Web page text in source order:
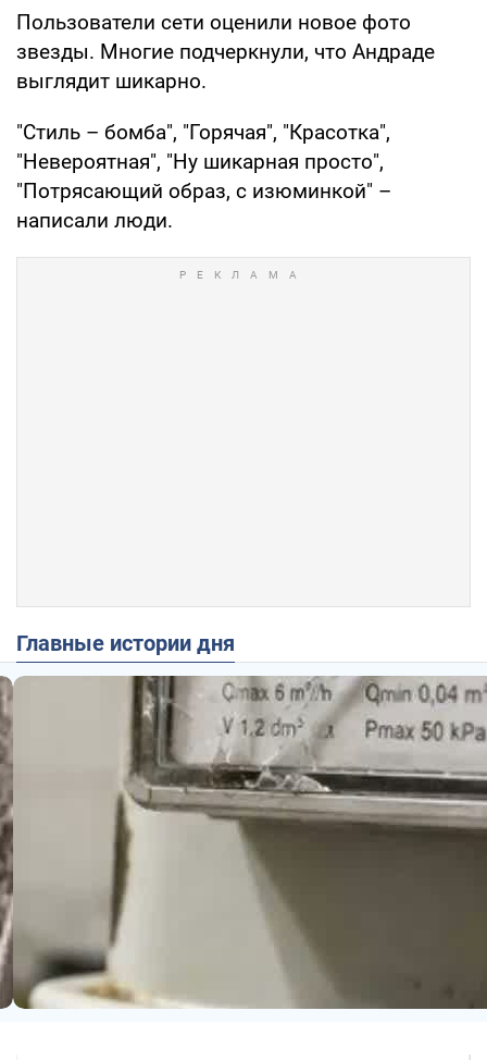
Пользователи сети оценили новое фото
звезды. Многие подчеркнули, что Андраде
выглядит шикарно.
"Стиль – бомба", "Горячая", "Красотка",
"Невероятная", "Ну шикарная просто",
"Потрясающий образ, с изюминкой" –
написали люди.
Главные истории дня